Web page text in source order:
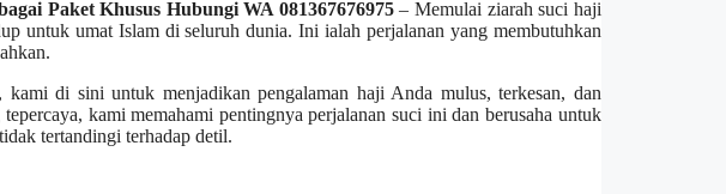
Paket Khusus Hubungi WA 081367676975– Memulai ziarah suci haji
untuk umat Islam di seluruh dunia. Ini ialah perjalanan yang membutuhkan
di sini untuk menjadikan pengalaman haji Anda mulus, terkesan, dan
kami memahami pentingnya perjalanan suci ini dan berusaha untuk
tertandingi terhadap detil.